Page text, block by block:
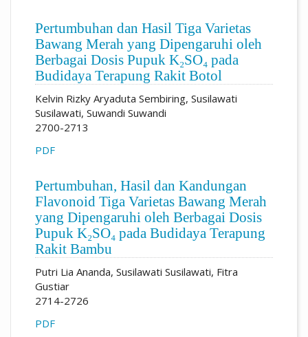
Pertumbuhan dan Hasil Tiga Varietas
Bawang Merah yang Dipengaruhi oleh
Berbagai Dosis Pupuk K₂SO₄ pada
Budidaya Terapung Rakit Botol
Kelvin Rizky Aryaduta Sembiring, Susilawati
Susilawati, Suwandi Suwandi
2700-2713
PDF
Pertumbuhan, Hasil dan Kandungan
Flavonoid Tiga Varietas Bawang Merah
yang Dipengaruhi oleh Berbagai Dosis
Pupuk K₂SO₄ pada Budidaya Terapung
Rakit Bambu
Putri Lia Ananda, Susilawati Susilawati, Fitra
Gustiar
2714-2726
PDF